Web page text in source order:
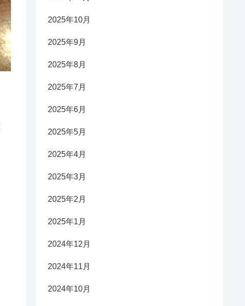
2025年10月
2025年9月
2025年8月
2025年7月
2025年6月
2025年5月
2025年4月
2025年3月
2025年2月
2025年1月
2024年12月
2024年11月
2024年10月